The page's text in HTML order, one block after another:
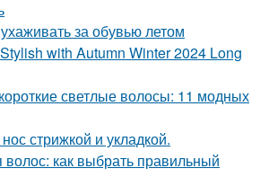
за обувью летом
with Autumn Winter 2024 Long
светлые волосы: 11 модных
стрижкой и укладкой.
волос: как выбрать правильный